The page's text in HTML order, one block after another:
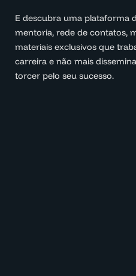
E descubra uma plataforma
mentoria, rede de contatos,
materiais exclusivos que
carreira e não mais
torcer pelo seu sucesso.